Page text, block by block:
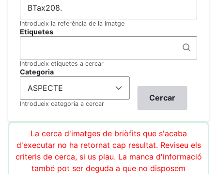
Introdueix la referència de la imatge
Etiquetes
Introdueix etiquetes a cercar
Categoria
Introdueix categoria a cercar
La cerca d'imatges de briòfits que s'acaba
d'executar no ha retornat cap resultat. Reviseu els
criteris de cerca, si us plau. La manca d'informació
també pot ser deguda a que no disposem